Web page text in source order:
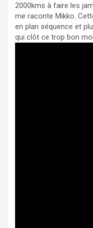
2000kms à faire les
me raconte Mikko.
en plan séquence et
qui clôt ce trop bon